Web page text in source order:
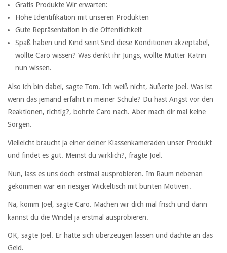
Gratis Produkte Wir erwarten:
Höhe Identifikation mit unseren Produkten
Gute Repräsentation in die Öffentlichkeit
Spaß haben und Kind sein! Sind diese Konditionen akzeptabel,
wollte Caro wissen? Was denkt ihr Jungs, wollte Mutter Katrin
nun wissen.
Also ich bin dabei, sagte Tom. Ich weiß nicht, äußerte Joel. Was ist
wenn das jemand erfährt in meiner Schule? Du hast Angst vor den
Reaktionen, richtig?, bohrte Caro nach. Aber mach dir mal keine
Sorgen.
Vielleicht braucht ja einer deiner Klassenkameraden unser Produkt
und findet es gut. Meinst du wirklich?, fragte Joel.
Nun, lass es uns doch erstmal ausprobieren. Im Raum nebenan
gekommen war ein riesiger Wickeltisch mit bunten Motiven.
Na, komm Joel, sagte Caro. Machen wir dich mal frisch und dann
kannst du die Windel ja erstmal ausprobieren.
OK, sagte Joel. Er hätte sich überzeugen lassen und dachte an das
Geld.